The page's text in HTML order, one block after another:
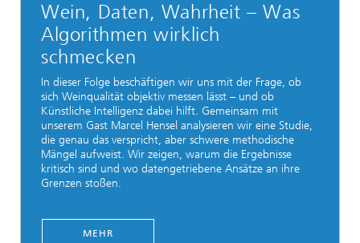
Wein, Daten, Wahrheit – Was
Algorithmen wirklich
schmecken
In dieser Folge beschäftigen wir uns mit der Frage, ob
sich Weinqualität objektiv messen lässt – und ob
Künstliche Intelligenz dabei hilft. Gemeinsam mit
unserem Gast Marcel Hensel analysieren wir eine Studie,
die genau das verspricht, aber schwere methodische
Mängel aufweist. Wir zeigen, warum die Ergebnisse
kritisch sind und wo datengetriebene Ansätze an ihre
Grenzen stoßen.
MEHR